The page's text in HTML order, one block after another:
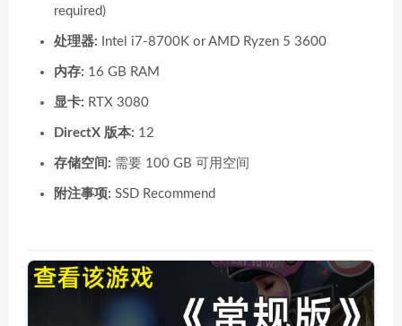
required)
处理器: Intel i7-8700K or AMD Ryzen 5 3600
内存: 16 GB RAM
显卡: RTX 3080
DirectX 版本: 12
存储空间: 需要 100 GB 可用空间
附注事项: SSD Recommend